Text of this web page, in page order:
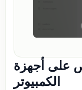
على أجهزة
الكمبيوتر